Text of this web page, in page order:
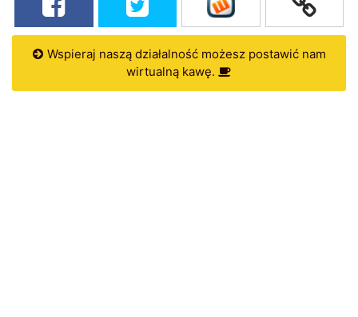
Wspieraj naszą działalność możesz postawić nam
wirtualną kawę.